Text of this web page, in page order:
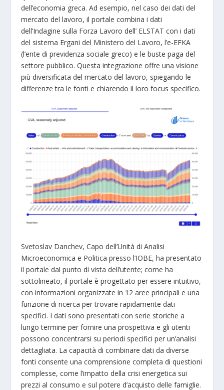
dell’economia greca. Ad esempio, nel caso dei dati del
mercato del lavoro, il portale combina i dati
dell’Indagine sulla Forza Lavoro dell’ ELSTAT con i dati
del sistema Ergani del Ministero del Lavoro, l’e-EFKA
(l’ente di previdenza sociale greco) e le buste paga del
settore pubblico. Questa integrazione offre una visione
più diversificata del mercato del lavoro, spiegando le
differenze tra le fonti e chiarendo il loro focus specifico.
Svetoslav Danchev, Capo dell’Unità di Analisi
Microeconomica e Politica presso l’IOBΕ, ha presentato
il portale dal punto di vista dell’utente; come ha
sottolineato, il portale è progettato per essere intuitivo,
con informazioni organizzate in 12 aree principali e una
funzione di ricerca per trovare rapidamente dati
specifici. I dati sono presentati con serie storiche a
lungo termine per fornire una prospettiva e gli utenti
possono concentrarsi su periodi specifici per un’analisi
dettagliata. La capacità di combinare dati da diverse
fonti consente una comprensione completa di questioni
complesse, come l’impatto della crisi energetica sui
prezzi al consumo e sul potere d’acquisto delle famiglie.